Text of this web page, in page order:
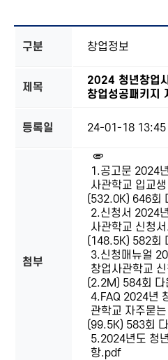
구분 창업정보
제목
2024 청년창업
창업성공패키지
등록일 24-01-18 13:45
첨부
1.공고문 2024
사관학교 입교
(532.0K) 646회
2.신청서 2024
사관학교 신청
(148.5K) 582회
3.신청매뉴얼
창업사관학교
(2.2M) 584회 다
4.FAQ 2024년
관학교 자주묻
(99.5K) 583회
5.2024년도 청
항.pdf